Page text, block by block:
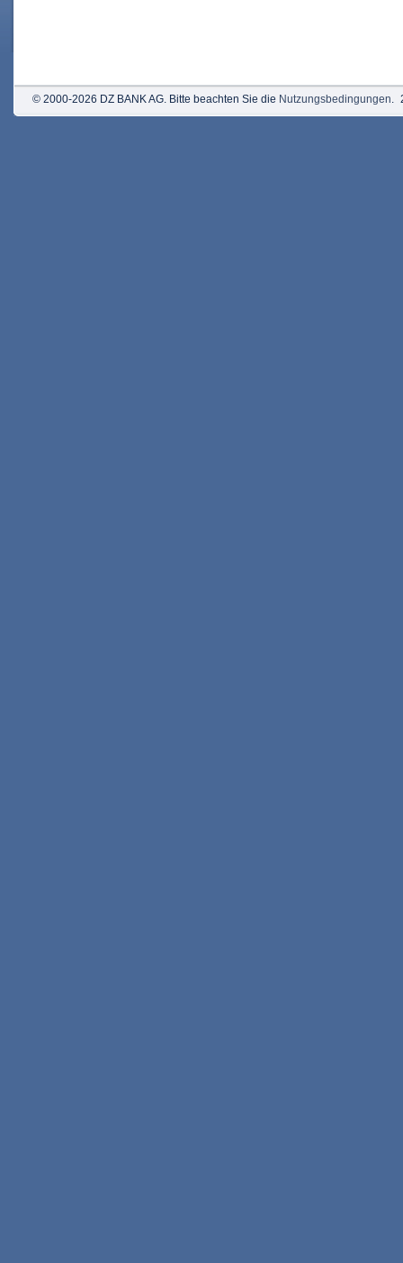
© 2000-2026 DZ BANK AG. Bitte beachten Sie die Nutzungsbedingungen.